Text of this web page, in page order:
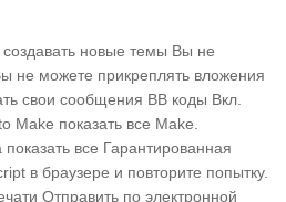
новые темы Вы не
не можете прикреплять вложения
свои сообщения BB коды Вкл.
Make показать все Make.
все Гарантированная
в браузере и повторите попытку.
Отправить по электронной